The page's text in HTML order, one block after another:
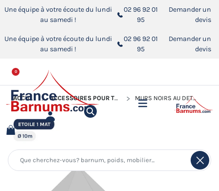
Une équipe à votre écoute du lundi
au samedi !
02 96 92 01
95
Demander un
devis
Une équipe à votre écoute du lundi
au samedi !
02 96 92 01
95
Demander un
devis
0
ACCUEIL ACCESSOIRES POUR TENTES DE RÉCEPTION MURS NOIRS AU DÉTAIL POUR TENTE ÉTOILE Ø10M